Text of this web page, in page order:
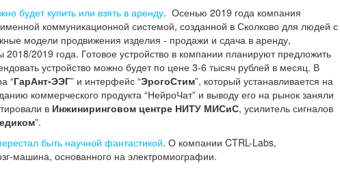
будет купить или взять в аренду. Осенью 2019 года компания
коммуникационной системой, созданной в Сколково для людей с
модели продвижения изделия - продажи и сдача в аренду,
2019 года. Готовое устройство в компании планируют предложить
устройство можно будет по цене 3-6 тысяч рублей в месяц. В
“ГарАнт-ЭЭГ” и интерфейс “ЭрогоСтим”, который устанавливается на
коммерческого продукта “НейроЧат” и выводу его на рынок заняли
в Инжиниринговом центре НИТУ МИСиС, усилитель сигналов
”.
быть научной фантастикой. О компании CTRL-Labs,
машина, основанного на электромиографии.